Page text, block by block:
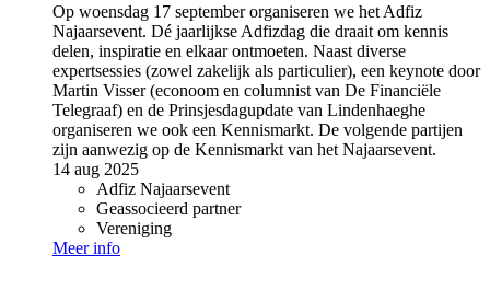
Op woensdag 17 september organiseren we het Adfiz
Najaarsevent. Dé jaarlijkse Adfizdag die draait om kennis
delen, inspiratie en elkaar ontmoeten. Naast diverse
expertsessies (zowel zakelijk als particulier), een keynote door
Martin Visser (econoom en columnist van De Financiële
Telegraaf) en de Prinsjesdagupdate van Lindenhaeghe
organiseren we ook een Kennismarkt. De volgende partijen
zijn aanwezig op de Kennismarkt van het Najaarsevent.
14 aug 2025
Adfiz Najaarsevent
Geassocieerd partner
Vereniging
Meer info